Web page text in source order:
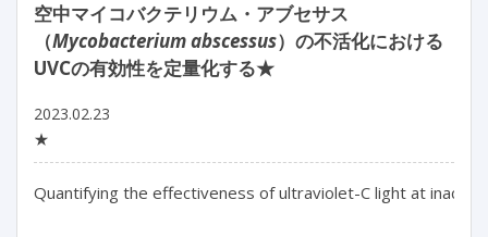
空中マイコバクテリウム・アブセサス
（Mycobacterium abscessus）の不活化における
UVCの有効性を定量化する★
2023.02.23
★
Quantifying the effectiveness of ultraviolet-C light at